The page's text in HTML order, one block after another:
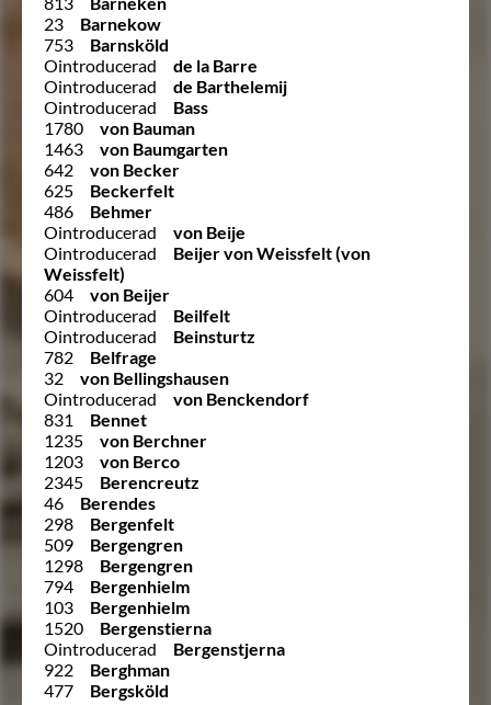
23
Barnekow
753
Barnsköld
Ointroducerad
de la Barre
Ointroducerad
de Barthelemij
Ointroducerad
Bass
1780
von Bauman
1463
von Baumgarten
642
von Becker
625
Beckerfelt
486
Behmer
Ointroducerad
von Beije
Ointroducerad
Beijer von Weissfelt (von
Weissfelt)
604
von Beijer
Ointroducerad
Beilfelt
Ointroducerad
Beinsturtz
782
Belfrage
32
von Bellingshausen
Ointroducerad
von Benckendorf
831
Bennet
1235
von Berchner
1203
von Berco
2345
Berencreutz
46
Berendes
298
Bergenfelt
509
Bergengren
1298
Bergengren
794
Bergenhielm
103
Bergenhielm
1520
Bergenstierna
Ointroducerad
Bergenstjerna
922
Berghman
477
Bergsköld